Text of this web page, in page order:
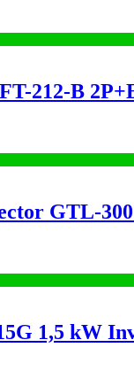
212-B
GTL-
1,5 kW